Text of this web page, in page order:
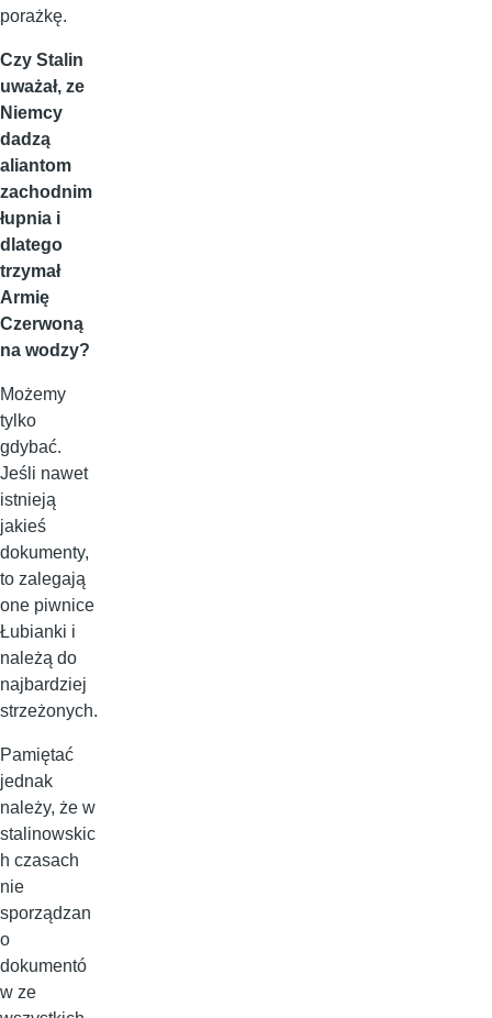
porażkę.
Czy Stalin
uważał, ze
Niemcy
dadzą
aliantom
zachodnim
łupnia i
dlatego
trzymał
Armię
Czerwoną
na wodzy?
Możemy
tylko
gdybać.
Jeśli nawet
istnieją
jakieś
dokumenty,
to zalegają
one piwnice
Łubianki i
należą do
najbardziej
strzeżonych.
Pamiętać
jednak
należy, że w
stalinowskic
h czasach
nie
sporządzan
o
dokumentó
w ze